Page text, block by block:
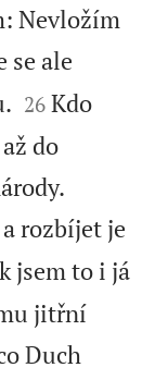
Nevložím
se ale


26 Kdo
do
rozbíjet je
jsem to i já
jitřní
Duch